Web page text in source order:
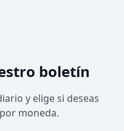
boletín
y elige si deseas
moneda.